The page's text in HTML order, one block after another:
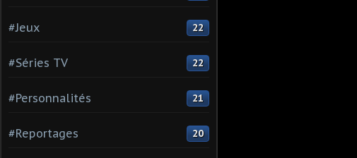
#Jeux 22
#Séries TV 22
#Personnalités 21
#Reportages 20